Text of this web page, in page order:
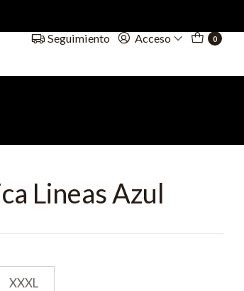
Seguimiento Acceso 0
Lineas Azul
XXXL